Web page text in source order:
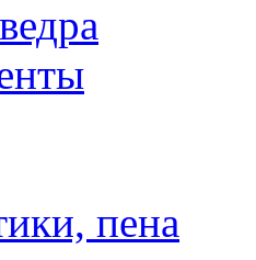
пена